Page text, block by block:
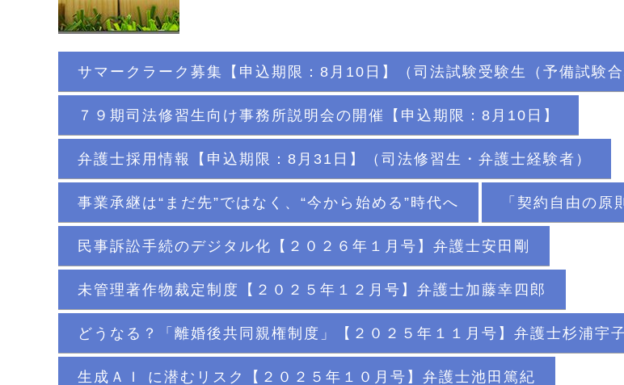
サマークラーク募集【申込期限：8月10日】（司法試験受験生（予備試験
７９期司法修習生向け事務所説明会の開催【申込期限：8月10日】
弁護士採用情報【申込期限：8月31日】（司法修習生・弁護士経験者）
事業承継は“まだ先”ではなく、“今から始める”時代へ 「契約自由の原
民事訴訟手続のデジタル化【２０２６年１月号】弁護士安田剛
未管理著作物裁定制度【２０２５年１２月号】弁護士加藤幸四郎
どうなる？「離婚後共同親権制度」【２０２５年１１月号】弁護士杉浦宇子
生成ＡＩ に潜むリスク【２０２５年１０月号】弁護士池田篤紀